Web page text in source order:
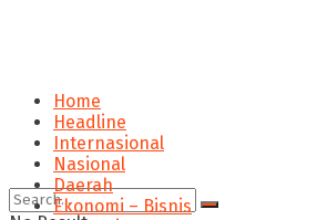
Home
Headline
Internasional
Nasional
Daerah
Ekonomi – Bisnis